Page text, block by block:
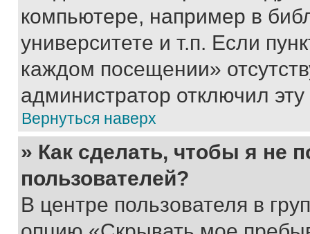
компьютере, например в
университете и т.п. Если
каждом посещении»
администратор отключил
Вернуться наверх
» Как сделать, чтобы я не
пользователей?
В центре пользователя в